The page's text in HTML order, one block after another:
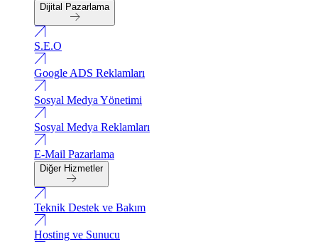
Dijital Pazarlama
S.E.O
Google ADS Reklamları
Sosyal Medya Yönetimi
Sosyal Medya Reklamları
E-Mail Pazarlama
Diğer Hizmetler
Teknik Destek ve Bakım
Hosting ve Sunucu